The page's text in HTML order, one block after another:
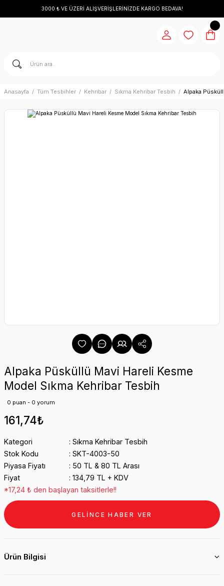
3000 ₺ VE ÜZERİ ALIŞVERİŞLERİNİZDE KARGO BEDAVA!
Anasayfa Tüm Tesbihler Kehribar Sıkma Kehribar Tesbih Alpaka
Alpaka Püsküllü Mavi Hareli Kesme
Model Sıkma Kehribar Tesbih
0 puan - 0 yorum
161,74₺
Kategori
Sıkma Kehribar Tesbih
Stok Kodu
SKT-4003-50
Piyasa Fiyatı
50 TL & 80 TL Arası
Fiyat
134,79 TL + KDV
*17,24 ₺ den başlayan taksitlerle!!
GELİNCE HABER VER
Ürün Bilgisi